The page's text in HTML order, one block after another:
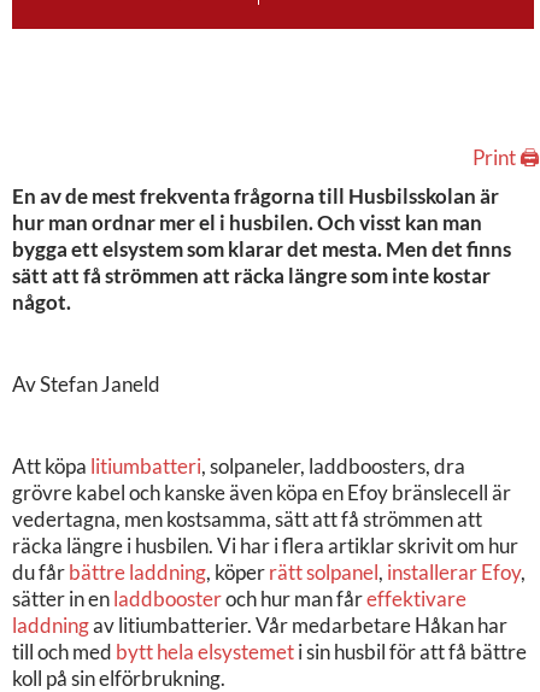
Print 🖨
En av de mest frekventa frågorna till Husbilsskolan är
hur man ordnar mer el i husbilen. Och visst kan man
bygga ett elsystem som klarar det mesta. Men det finns
sätt att få strömmen att räcka längre som inte kostar
något.
Av Stefan Janeld
Att köpa litiumbatteri, solpaneler, laddboosters, dra
grövre kabel och kanske även köpa en Efoy bränslecell är
vedertagna, men kostsamma, sätt att få strömmen att
räcka längre i husbilen. Vi har i flera artiklar skrivit om hur
du fårbättre laddning, köperrätt solpanel, installerar Efoy,
sätter in enladdboosteroch hur man fåreffektivare
laddningav litiumbatterier. Vår medarbetare Håkan har
till och med bytt hela elsystemeti sin husbil för att få bättre
koll på sin elförbrukning.